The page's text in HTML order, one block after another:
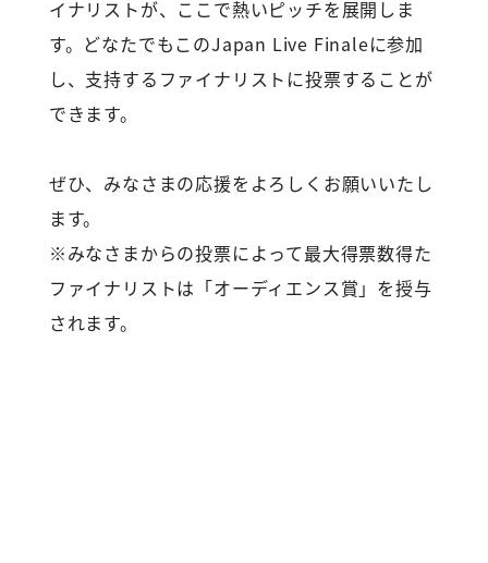
イナリストが、ここで熱いピッチを展開しま
す。どなたでもこのJapan Live Finaleに参加
し、支持するファイナリストに投票することが
できます。
ぜひ、みなさまの応援をよろしくお願いいたし
ます。
※みなさまからの投票によって最大得票数得た
ファイナリストは「オーディエンス賞」を授与
されます。